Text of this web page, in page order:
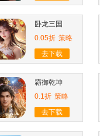
卧龙三国
0.05折 策略
去下载
霸御乾坤
0.1折 策略
去下载